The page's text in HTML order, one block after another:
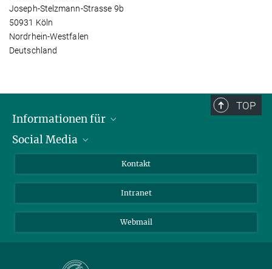
Joseph-Stelzmann-Strasse 9b
50931 Köln
Nordrhein-Westfalen
Deutschland
TOP
Informationen für
Bewerbende
Social Media
YouTube
Kontakt
Intranet
Webmail